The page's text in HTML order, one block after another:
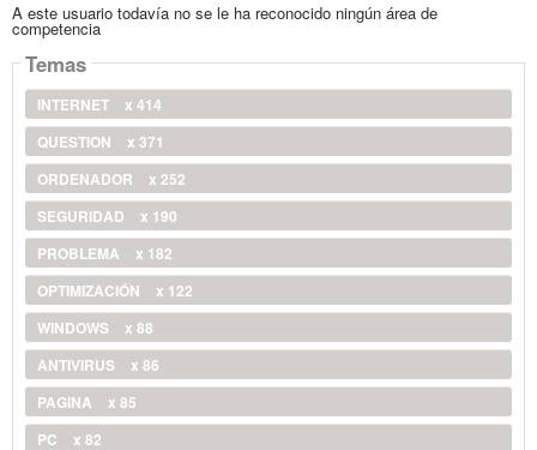
A este usuario todavía no se le ha reconocido ningún área de
competencia
Temas
INTERNET
x 414
QUESTION
x 371
ORDENADOR
x 252
SEGURIDAD
x 190
PROBLEMA
x 182
OPTIMIZACIÓN
x 122
WINDOWS
x 88
ANTIVIRUS
x 86
PAGINA
x 85
PC
x 82